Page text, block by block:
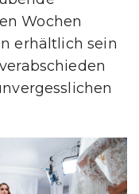
Wochen
erhältlich sein